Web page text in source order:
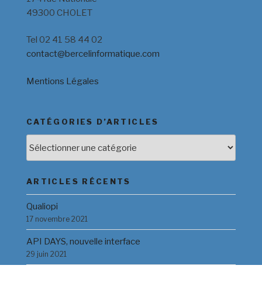
49300 CHOLET
Tel 02 41 58 44 02
contact@bercelinformatique.com
Mentions Légales
CATÉGORIES D’ARTICLES
ARTICLES RÉCENTS
Qualiopi
17 novembre 2021
API DAYS, nouvelle interface
29 juin 2021